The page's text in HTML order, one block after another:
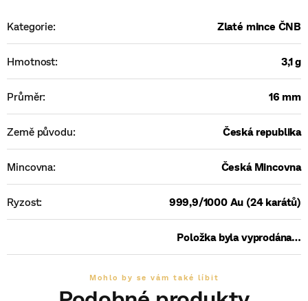
Kategorie: Zlaté mince ČNB
Hmotnost: 3,1 g
Průměr: 16 mm
Země původu: Česká republika
Mincovna: Česká Mincovna
Ryzost: 999,9/1000 Au (24 karátů)
Položka byla vyprodána…